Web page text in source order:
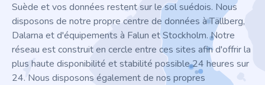
Suède et vos données restent sur le sol suédois. Nous
disposons de notre propre centre de données à Tällberg,
Dalarna et d'équipements à Falun et Stockholm. Notre
réseau est construit en cercle entre ces sites afin d'offrir la
plus haute disponibilité et stabilité possible 24 heures sur
24. Nous disposons également de nos propres